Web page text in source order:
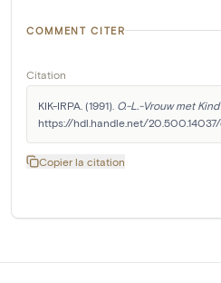
COMMENT CITER
Citation
KIK-IRPA. (1991). O.-L.-Vrouw met Kind
https://hdl.handle.net/
Copier la citation